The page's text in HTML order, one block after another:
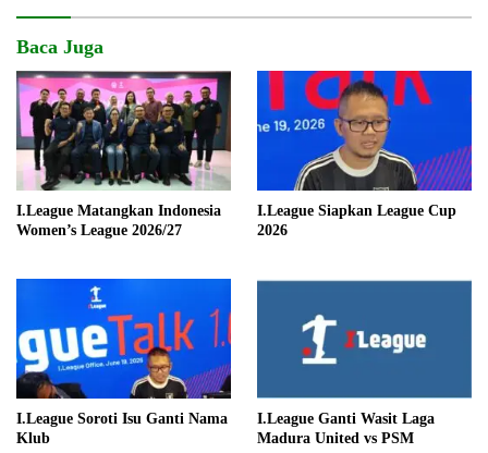
Baca Juga
I.League Matangkan Indonesia
Women’s League 2026/27
I.League Siapkan League Cup
2026
I.League Soroti Isu Ganti Nama
Klub
I.League Ganti Wasit Laga
Madura United vs PSM